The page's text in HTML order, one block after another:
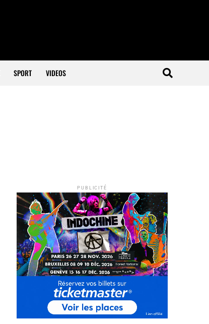
SPORT VIDEOS
PUBLICITÉ